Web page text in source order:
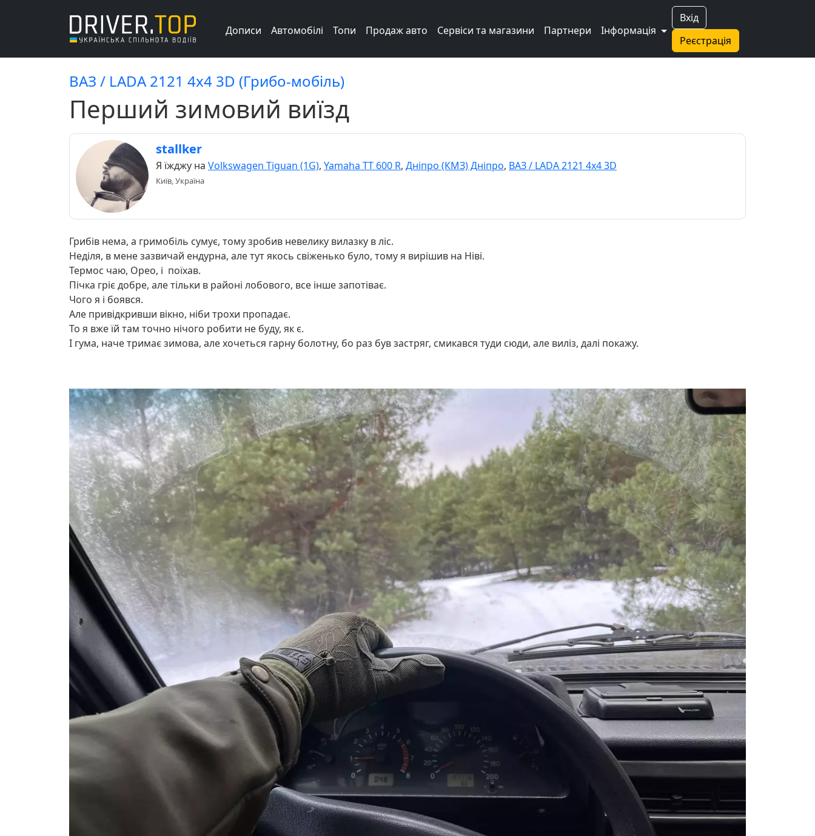
Вхід
Реєстрація
Дописи Автомобілі Топи Продаж авто Сервіси та магазини Партнери Інформація
ВАЗ / LADA 2121 4x4 3D (Грибо-мобіль)
Перший зимовий виїзд
stallker
Я їжджу на Volkswagen Tiguan (1G), Yamaha TT 600 R, Дніпро (КМЗ) Дніпро, ВАЗ / LADA 2121 4x4 3D
Київ, Україна
Грибів нема, а гримобіль сумує, тому зробив невелику вилазку в ліс.
Неділя, в мене зазвичай ендурна, але тут якось свіженько було, тому я вирішив на Ніві.
Термос чаю, Орео, і поїхав.
Пічка гріє добре, але тільки в районі лобового, все інше запотіває.
Чого я і боявся.
Але привідкривши вікно, ніби трохи пропадає.
То я вже їй там точно нічого робити не буду, як є.
І гума, наче тримає зимова, але хочеться гарну болотну, бо раз був застряг, смикався туди сюди, але виліз, далі покажу.